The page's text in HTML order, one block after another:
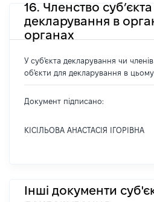
16. Членство суб’єкта
декларування в
органах
У суб'єкта декларування чи членів
об'єкти для декларування в цьому
Документ підписано:
КІСІЛЬОВА АНАСТАСІЯ ІГОРІВНА
Інші документи